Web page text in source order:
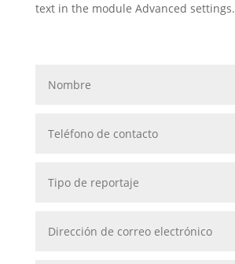
text in the module Advanced settings.